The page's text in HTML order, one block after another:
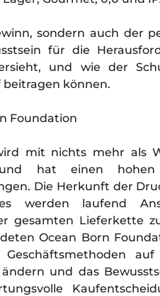
sondern auch der
für die
und wie der
beitragen können.
Foundation
mit nichts mehr als
hat einen
Die Herkunft der
werden laufend
gesamten Lieferkette
Ocean Born
und das